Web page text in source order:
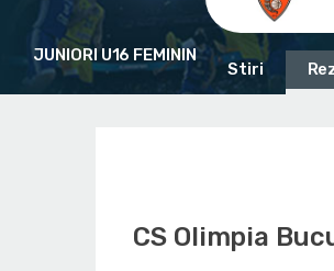
JUNIORI U16 FEMININ
Stiri
CS Olimpia